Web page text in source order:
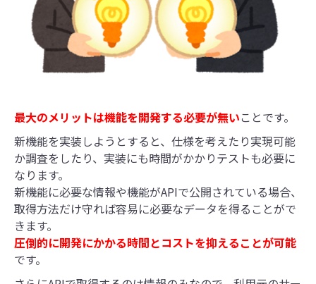
最大のメリットは機能を開発する必要が無いことです。
新機能を実装しようとすると、仕様を考えたり実現可能
か調査をしたり、実装にも時間がかかりテストも必要に
なります。
新機能に必要な情報や機能がAPIで公開されている場合、
取得方法だけ守れば容易に必要なデータを得ることがで
きます。
圧倒的に開発にかかる時間とコストを抑えることが可能
です。